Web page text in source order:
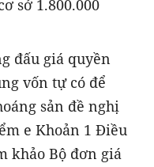
sở 1.800.000
đấu giá quyền
vốn tự có để
sản đề nghị
e Khoản 1 Điều
khảo Bộ đơn giá